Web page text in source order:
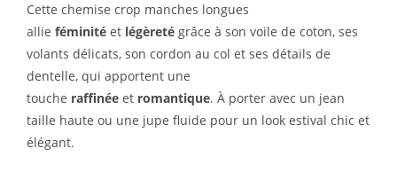
Cette chemise crop manches longues
allie féminité et légèreté grâce à son voile de coton, ses
volants délicats, son cordon au col et ses détails de
dentelle, qui apportent une
touche raffinée et romantique. À porter avec un jean
taille haute ou une jupe fluide pour un look estival chic et
élégant.